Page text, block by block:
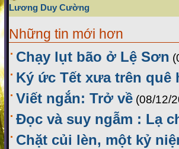
Lương Duy Cường
Những tin mới hơn
Chạy lụt bão ở Lệ Sơn
Ký ức Tết xưa trên
Viết ngắn: Trở về (08/12/
Đọc và suy ngẫm : Lạ
Chặt củi lèn, một kỷ